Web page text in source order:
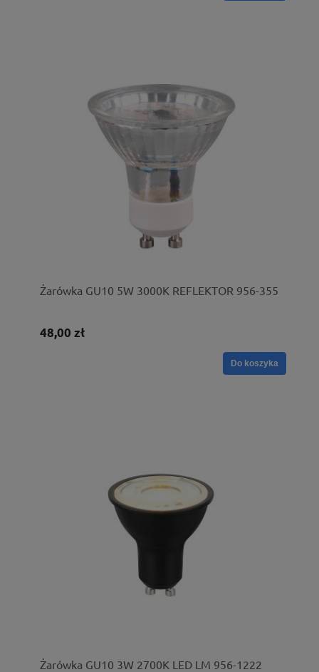
Żarówka GU10 5W 3000K REFLEKTOR 956-355
48,00 zł
Do koszyka
Żarówka GU10 3W 2700K LED LM 956-1222